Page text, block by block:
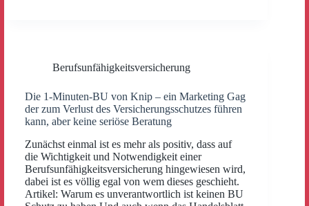
Berufsunfähigkeitsversicherung
Die 1-Minuten-BU von Knip – ein Marketing Gag
der zum Verlust des Versicherungsschutzes führen
kann, aber keine seriöse Beratung
Zunächst einmal ist es mehr als positiv, dass auf
die Wichtigkeit und Notwendigkeit einer
Berufsunfähigkeitsversicherung hingewiesen wird,
dabei ist es völlig egal von wem dieses geschieht.
Artikel: Warum es unverantwortlich ist keinen BU